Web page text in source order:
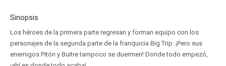
Sinopsis
Los héroes de la primera parte regresan y forman equipo con los
personajes de la segunda parte de la franquicia Big Trip. ¡Pero sus
enemigos Pitón y Buitre tampoco se duermen! Donde todo empezó,